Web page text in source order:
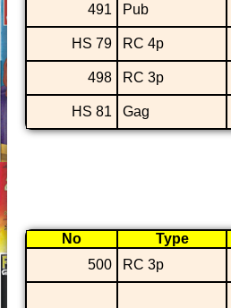
491 Pub
HS 79 RC 4p
498
RC 3p
HS 81 Gag
No Type
500
RC 3p